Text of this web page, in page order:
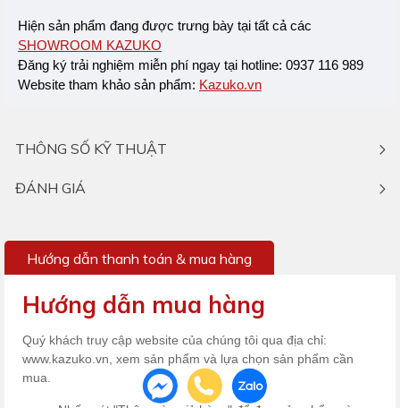
Hiện sản phẩm đang được trưng bày tại tất cả các
SHOWROOM KAZUKO
Đăng ký trải nghiệm miễn phí ngay tại hotline: 0937 116 989
Website tham khảo sản phẩm: Kazuko.vn
THÔNG SỐ KỸ THUẬT
ĐÁNH GIÁ
Hướng dẫn thanh toán & mua hàng
Hướng dẫn mua hàng
Quý khách truy cập website của chúng tôi qua địa chỉ:
www.kazuko.vn, xem sản phẩm và lựa chọn sản phẩm cần
mua.